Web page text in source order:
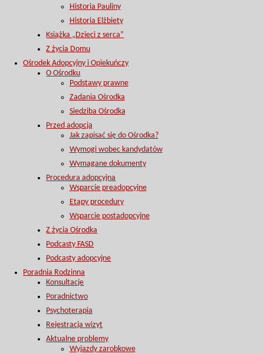
Historia Pauliny
Historia Elżbiety
Książka „Dzieci z serca”
Z życia Domu
Ośrodek Adopcyjny i Opiekuńczy
O Ośrodku
Podstawy prawne
Zadania Ośrodka
Siedziba Ośrodka
Przed adopcją
Jak zapisać się do Ośrodka?
Wymogi wobec kandydatów
Wymagane dokumenty
Procedura adopcyjna
Wsparcie preadopcyjne
Etapy procedury
Wsparcie postadopcyjne
Z życia Ośrodka
Podcasty FASD
Podcasty adopcyjne
Poradnia Rodzinna
Konsultacje
Poradnictwo
Psychoterapia
Rejestracja wizyt
Aktualne problemy
Wyjazdy zarobkowe